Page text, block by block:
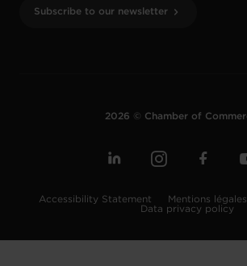
Subscribe to our newsletter
2026 © Chamber of
Accessibility Statement Mentions légales
Data privacy policy